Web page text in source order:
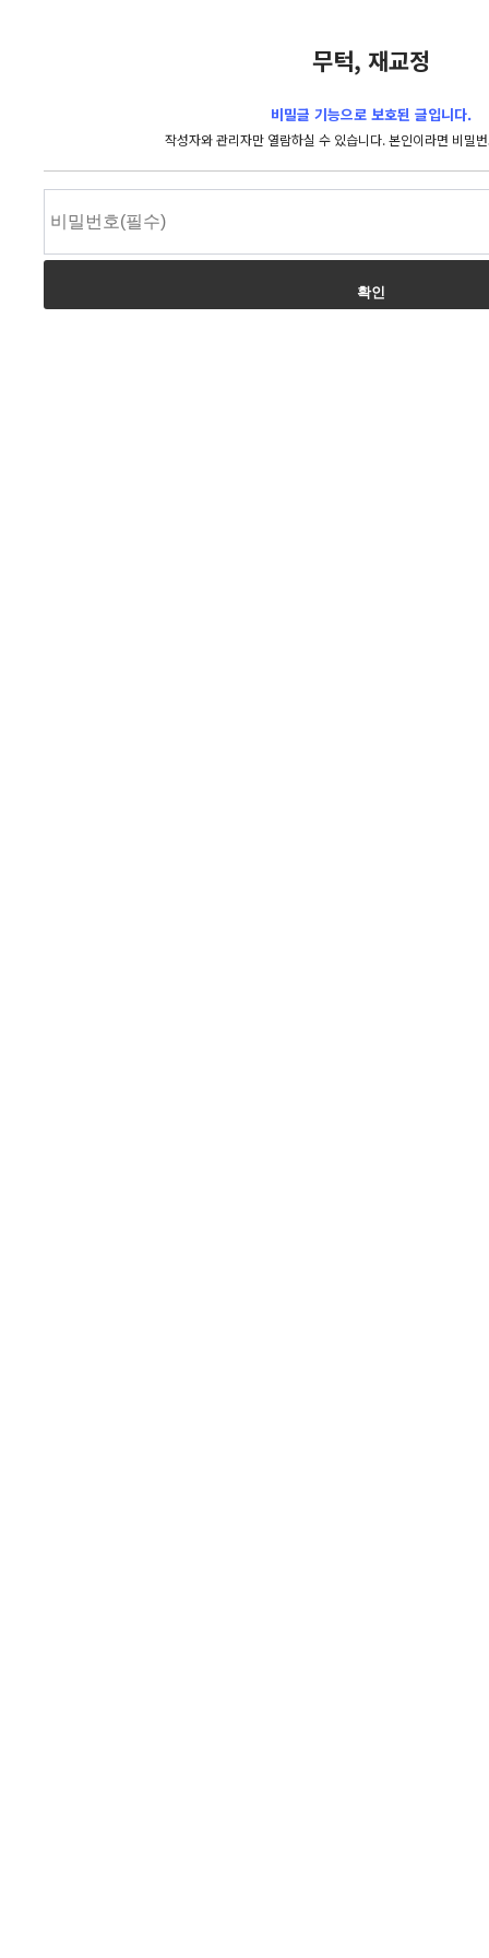
무턱, 재교정
비밀글 기능으로 보호된 글입니다.
작성자와 관리자만 열람하실 수 있습니다. 본인이라면 비밀